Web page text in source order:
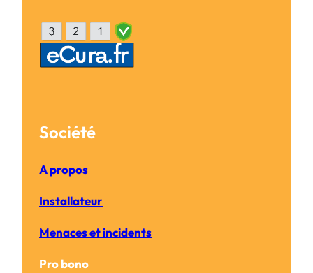
Société
A propos
Installateur
Menaces et incidents
Pro bono